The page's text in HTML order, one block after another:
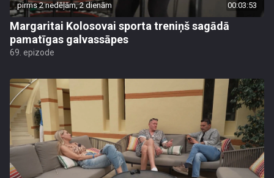
pirms 2 nedēļām, 2 dienām 00:03:53
Margaritai Kolosovai sporta treniņš sagādā
pamatīgas galvassāpes
69. epizode